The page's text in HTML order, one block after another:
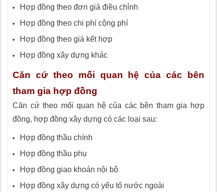
Hợp đồng theo đơn giá điều chỉnh
Hợp đồng theo chi phí cộng phí
Hợp đồng theo giá kết hợp
Hợp đồng xây dựng khác
Căn cứ theo mối quan hệ của các bên
tham gia hợp đồng
Căn cứ theo mối quan hệ của các bên tham gia hợp
đồng, hợp đồng xây dựng có các loại sau:
Hợp đồng thầu chính
Hợp đồng thầu phụ
Hợp đồng giao khoán nội bộ
Hợp đồng xây dựng có yếu tố nước ngoài